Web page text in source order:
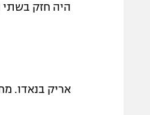
היה חזק בשתי
אריק בנאדו.